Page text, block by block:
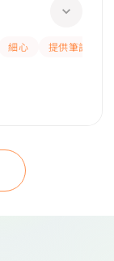
細心 提供筆記